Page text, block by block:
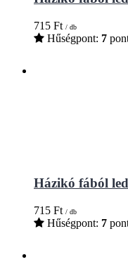
715 Ft / db
Hűségpont: 7
Házikó fából
715 Ft / db
Hűségpont: 7